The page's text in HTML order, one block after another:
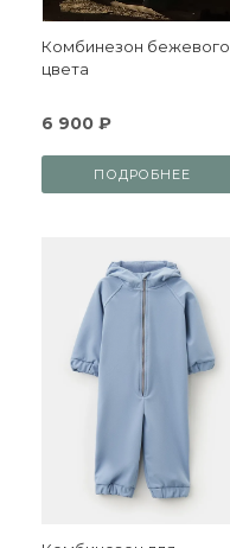
Комбинезон бежевого
цвета
6 900 ₽
ПОДРОБНЕЕ